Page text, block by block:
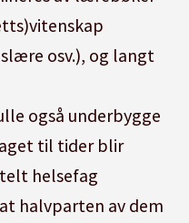
osv.), og langt
også underbygge
til tider blir
helsefag
halvparten av dem